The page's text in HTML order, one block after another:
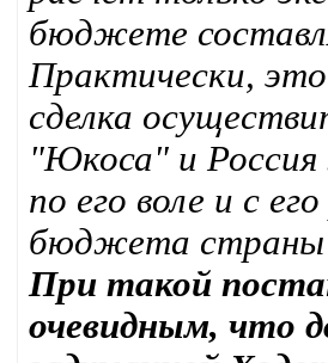
бюджете
Практически,
сделка
"Юкоса" и
по его воле и с
бюджета страны
При такой
очевидным, что